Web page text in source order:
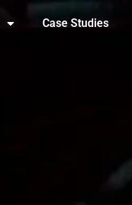
Case Studies